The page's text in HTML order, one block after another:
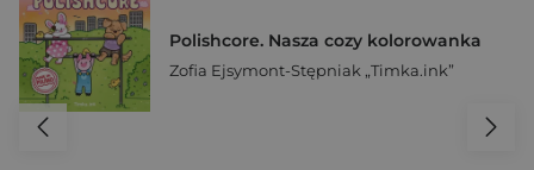
Polishcore. Nasza cozy kolorowanka
Zofia Ejsymont-Stępniak „Timka.ink”